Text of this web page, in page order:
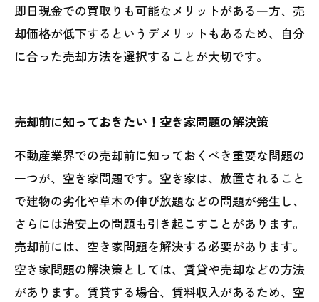
即日現金での買取りも可能なメリットがある一方、売
却価格が低下するというデメリットもあるため、自分
に合った売却方法を選択することが大切です。
売却前に知っておきたい！空き家問題の解決策
不動産業界での売却前に知っておくべき重要な問題の
一つが、空き家問題です。空き家は、放置されること
で建物の劣化や草木の伸び放題などの問題が発生し、
さらには治安上の問題も引き起こすことがあります。
売却前には、空き家問題を解決する必要があります。
空き家問題の解決策としては、賃貸や売却などの方法
があります。賃貸する場合、賃料収入があるため、空